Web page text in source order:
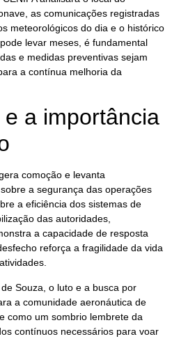
as comunicações registradas
meteorológicos do dia e o histórico
levar meses, é fundamental
e medidas preventivas sejam
a contínua melhoria da
a importância
comoção e levanta
a segurança das operações
a eficiência dos sistemas de
das autoridades,
a capacidade de resposta
reforça a fragilidade da vida
Souza, o luto e a busca por
a comunidade aeronáutica de
como um sombrio lembrete da
contínuos necessários para voar